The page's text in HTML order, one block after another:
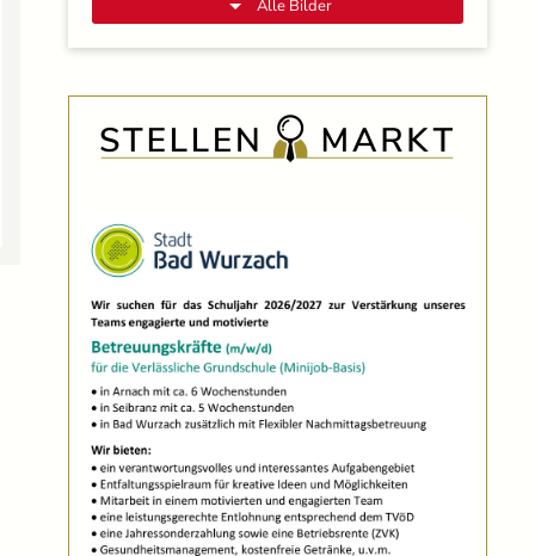
Alle Bilder